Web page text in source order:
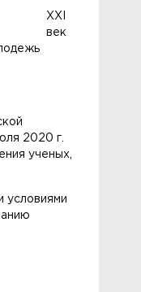
XXI
век
2020 г.
ученых,
условиями